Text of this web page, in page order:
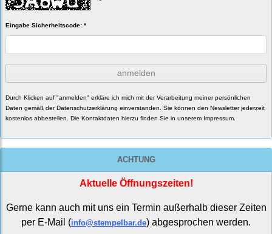
Eingabe Sicherheitscode: *
anmelden
Durch Klicken auf "anmelden" erkläre ich mich mit der Verarbeitung meiner persönlichen
Daten gemäß der Datenschutzerklärung einverstanden. Sie können den Newsletter jederzeit
kostenlos abbestellen. Die Kontaktdaten hierzu finden Sie in unserem Impressum.
ACHTUNG
Aktuelle Öffnungszeiten!
Gerne kann auch mit uns ein Termin außerhalb dieser Zeiten
per E-Mail (info@stempelbar.de) abgesprochen werden.